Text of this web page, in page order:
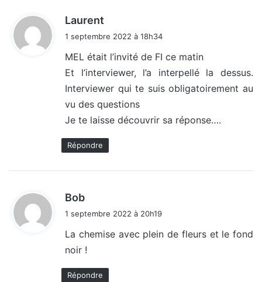
Laurent
:
1 septembre 2022 à 18h34
MEL était l’invité de FI ce matin
Et l’interviewer, l’a interpellé la dessus.
Interviewer qui te suis obligatoirement au
vu des questions
Je te laisse découvrir sa réponse….
Répondre
Bob
:
1 septembre 2022 à 20h19
La chemise avec plein de fleurs et le fond
noir !
Répondre